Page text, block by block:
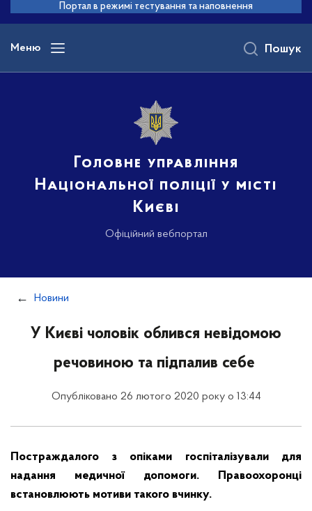
основного
вмісту
Портал в режимі тестування та наповнення
Меню
Головне управління
Національної поліції у місті
Києві
Офіційний вебпортал
Пошук
Новини
У Києві чоловік облився невідомою
речовиною та підпалив себе
Опубліковано 26 лютого 2020 року о 13:44
Постраждалого з опіками госпіталізували для
надання медичної допомоги. Правоохоронці
встановлюють мотиви такого вчинку.